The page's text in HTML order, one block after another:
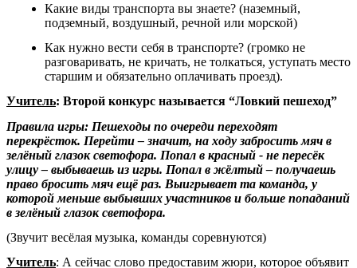
Какие виды транспорта вы знаете? (наземный,
подземный, воздушный, речной или морской)
Как нужно вести себя в транспорте? (громко не
разговаривать, не кричать, не толкаться, уступать место
старшим и обязательно оплачивать проезд).
Учитель: Второй конкурс называется “Ловкий пешеход”
Правила игры: Пешеходы по очереди переходят
перекрёсток. Перейти – значит, на ходу забросить мяч в
зелёный глазок светофора. Попал в красный - не пересёк
улицу – выбываешь из игры. Попал в жёлтый – получаешь
право бросить мяч ещё раз. Выигрывает та команда, у
которой меньше выбывших участников и больше попаданий
в зелёный глазок светофора.
(Звучит весёлая музыка, команды соревнуются)
Учитель: А сейчас слово предоставим жюри, которое объявит